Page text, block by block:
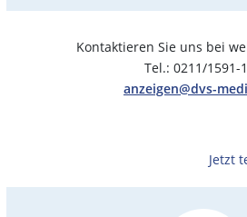
Kontaktieren Sie uns bei
Tel.: 0211/1591-
anzeigen@dvs-
Jetzt